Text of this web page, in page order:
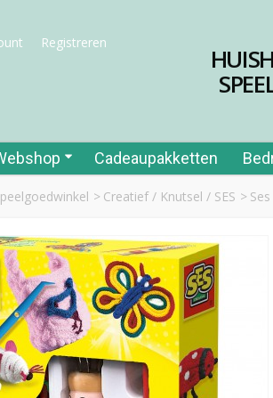
Registreren
Cadeaupakketten
> Creatief / Knutsel / SES >